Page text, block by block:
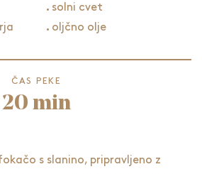
solni cvet
oljčno olje
ČAS PEKE
20 min
s slanino, pripravljeno z